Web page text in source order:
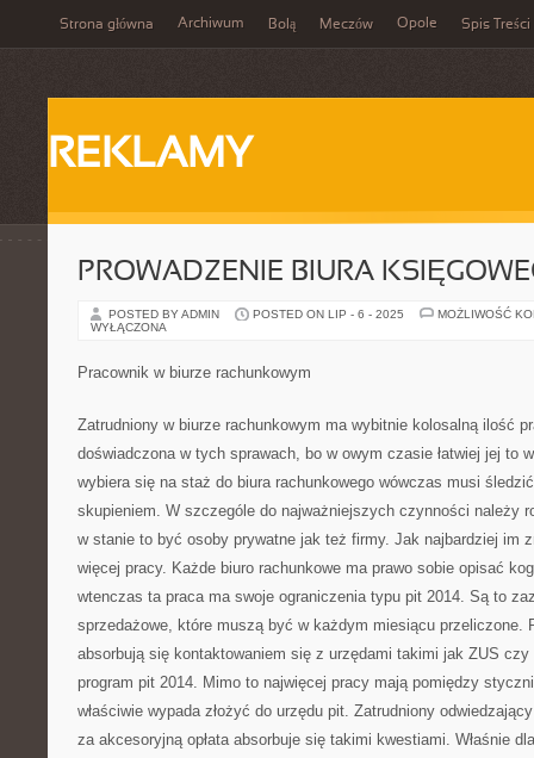
Strona główna Archiwum Bolą Meczów Opole Spis Treści
REKLAMY
PROWADZENIE BIURA
POSTED BY ADMIN POSTED ON LIP - 6 - 2025
MOŻLIWOŚĆ
WYŁĄCZONA
Pracownik w biurze rachunkowym
Zatrudniony w biurze rachunkowym ma wybitnie kolosalną ilość
doświadczona w tych sprawach, bo w owym czasie łatwiej jej to
wybiera się na staż do biura rachunkowego wówczas musi
skupieniem. W szczególe do najważniejszych czynności należy
w stanie to być osoby prywatne jak też firmy. Jak najbardziej im
więcej pracy. Każde biuro rachunkowe ma prawo sobie opisać
wtenczas ta praca ma swoje ograniczenia typu pit 2014. Są to
sprzedażowe, które muszą być w każdym miesiącu przeliczone.
absorbują się kontaktowaniem się z urzędami takimi jak ZUS
program pit 2014. Mimo to najwięcej pracy mają pomiędzy
właściwie wypada złożyć do urzędu pit. Zatrudniony
za akcesoryjną opłata absorbuje się takimi kwestiami. Właśnie